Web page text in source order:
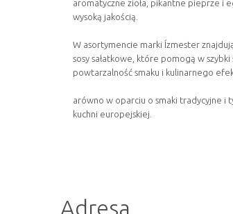
aromatyczne zioła, pikantne pieprze i
wysoką jakością.
W asortymencie marki Ízmester
sosy sałatkowe, które pomogą w
powtarzalność smaku i kulinarnego
arówno w oparciu o smaki tradycyjne i
kuchni europejskiej.
Adresa